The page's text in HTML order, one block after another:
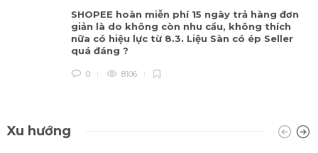
SHOPEE hoàn miễn phí 15 ngày trả hàng đơn
giản là do không còn nhu cầu, không thích
nữa có hiệu lực từ 8.3. Liệu Sàn có ép Seller
quá đáng ?
0 8106
Xu hướng